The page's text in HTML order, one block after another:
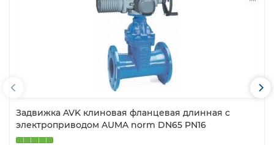
Задвижка AVK клиновая фланцевая длинная с
электроприводом AUMA norm DN65 PN16